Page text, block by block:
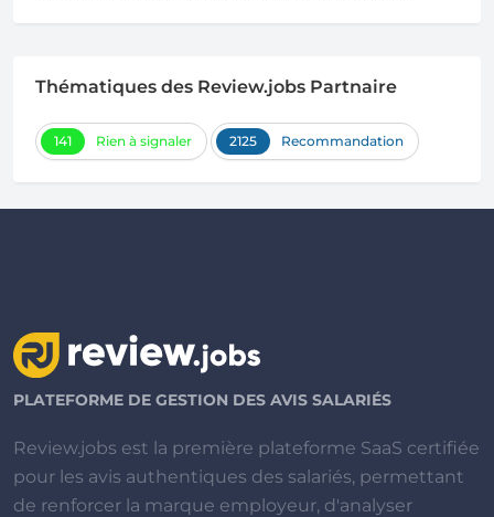
Thématiques des Review.jobs Partnaire
141 Rien à signaler 2125 Recommandation
PLATEFORME DE GESTION DES AVIS SALARIÉS
Review.jobs est la première plateforme SaaS certifiée
pour les avis authentiques des salariés, permettant
de renforcer la marque employeur, d'analyser